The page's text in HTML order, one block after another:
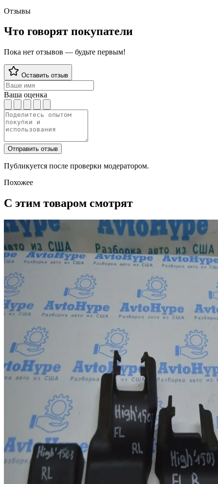
Отзывы
Что говорят покупатели
Пока нет отзывов — будьте первым!
Оставить отзыв
Ваша оценка
Отправить отзыв
Публикуется после проверки модератором.
Похожее
С этим товаром смотрят